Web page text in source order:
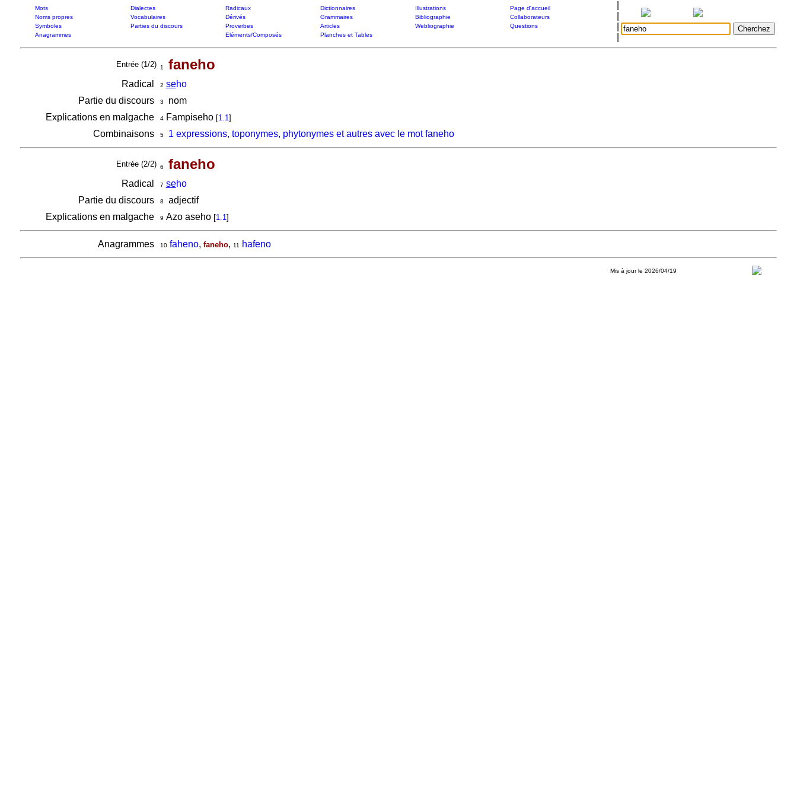
Mots Dialectes Radicaux Dictionnaires Illustrations
Page d'accueil
Noms propres
Vocabulaires Dérivés Grammaires Bibliographie
Collaborateurs
Symboles
Parties du discours Proverbes Articles Webliographie
Questions
Anagrammes
Eléments/Composés Planches et Tables
Entrée (1/2) 1 faneho
Radical 2 seho
Partie du discours
3
nom
Explications en malgache
4Fampiseho [1.1]
Combinaisons 5 1 expressions, toponymes, phytonymes et autres avec le mot faneho
Entrée (2/2) 6 faneho
Radical 7 seho
Partie du discours
8
adjectif
Explications en malgache
9 Azo aseho [1.1]
Anagrammes 10 faheno, faneho, 11 hafeno
Mis à jour le 2026/04/19